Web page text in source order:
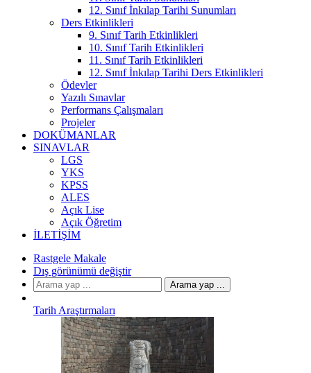
12. Sınıf İnkılap Tarihi Sunumları
Ders Etkinlikleri
9. Sınıf Tarih Etkinlikleri
10. Sınıf Tarih Etkinlikleri
11. Sınıf Tarih Etkinlikleri
12. Sınıf İnkılap Tarihi Ders Etkinlikleri
Ödevler
Yazılı Sınavlar
Performans Çalışmaları
Projeler
DOKÜMANLAR
SINAVLAR
LGS
YKS
KPSS
ALES
Açık Lise
Açık Öğretim
İLETIŞIM
Rastgele Makale
Dış görünümü değiştir
Arama yap ...
Tarih Araştırmaları